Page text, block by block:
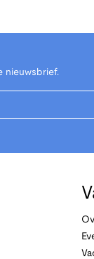
nieuwsbrief.